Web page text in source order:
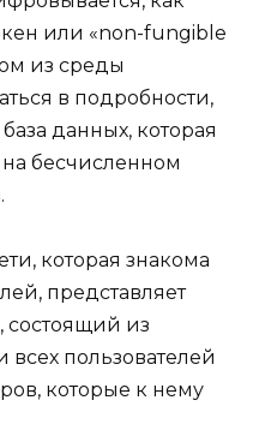
или «non-fungible
из среды
в подробности,
данных, которая
бесчисленном
которая знакома
представляет
состоящий из
пользователей
которые к нему